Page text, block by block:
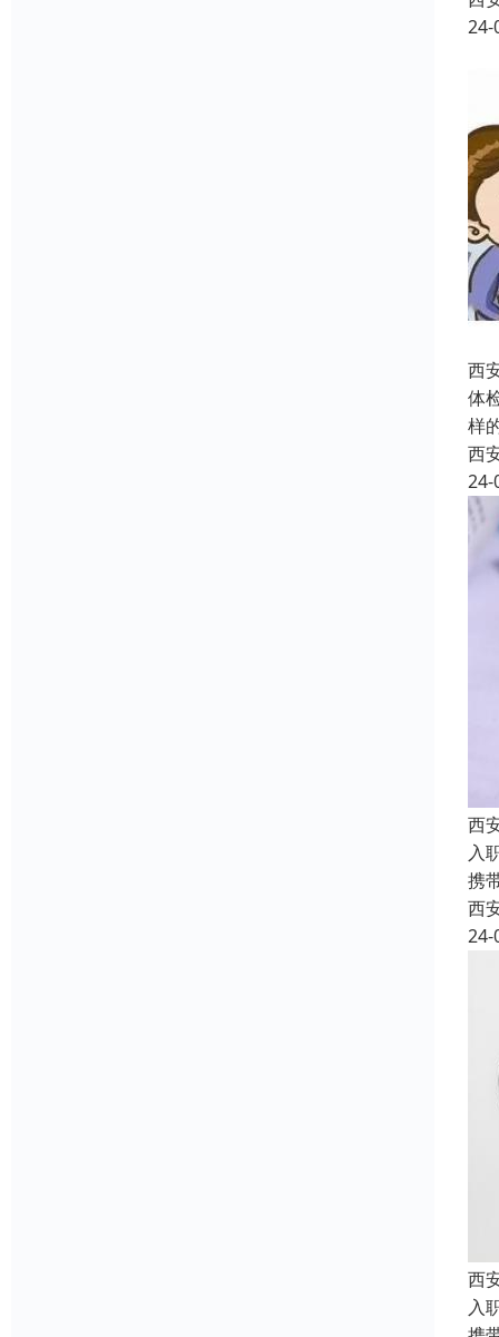
24-
西
体
样
西
24-
西
入
携
西
24-
西
入